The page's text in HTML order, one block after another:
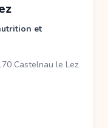
et
Castelnau le Lez